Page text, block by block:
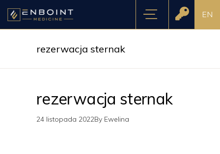
EN
rezerwacja sternak
rezerwacja sternak
24 listopada 2022By Ewelina